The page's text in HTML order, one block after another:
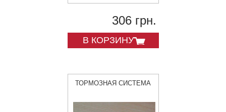
306 грн.
В КОРЗИНУ
ТОРМОЗНАЯ СИСТЕМА